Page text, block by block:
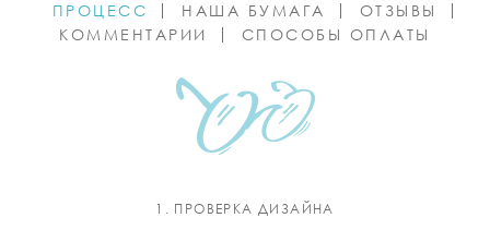
ПРОЦЕСС НАША БУМАГА
ОТЗЫВЫ
КОММЕНТАРИИ
СПОСОБЫ ОПЛАТЫ
1. ПРОВЕРКА ДИЗАЙНА